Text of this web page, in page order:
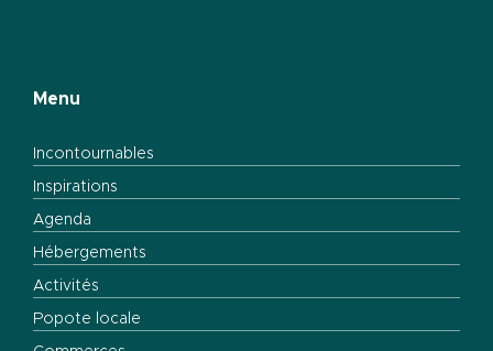
Menu
Incontournables
Inspirations
Agenda
Hébergements
Activités
Popote locale